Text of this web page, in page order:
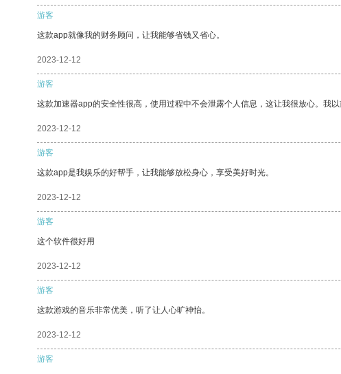
游客
这款app就像我的财务顾问，让我能够省钱又省心。
2023-12-12
游客
这款加速器app的安全性很高，使用过程中不会泄露个人信息，这让我很放心。我
2023-12-12
游客
这款app是我娱乐的好帮手，让我能够放松身心，享受美好时光。
2023-12-12
游客
这个软件很好用
2023-12-12
游客
这款游戏的音乐非常优美，听了让人心旷神怡。
2023-12-12
游客